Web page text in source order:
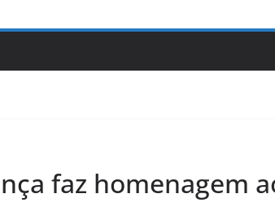
faz homenagem